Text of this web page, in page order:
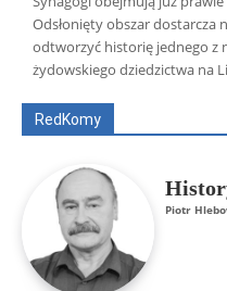
Odsłonięty obszar
odtworzyć historię jednego z
żydowskiego dziedzictwa na
RedKomy
Wszyscy
ks.
Piotr